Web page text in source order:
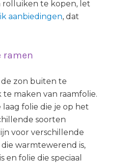
rolluiken te kopen, let
aanbiedingen, dat
ramen
zon buiten te
maken van raamfolie.
folie die je op het
soorten
voor verschillende
warmtewerend is,
en folie die speciaal